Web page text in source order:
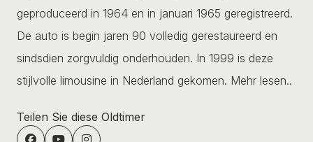
geproduceerd in 1964 en in januari 1965 geregistreerd.
De auto is begin jaren 90 volledig gerestaureerd en
sindsdien zorgvuldig onderhouden. In 1999 is deze
stijlvolle limousine in Nederland gekomen. Mehr lesen..
Teilen Sie diese Oldtimer